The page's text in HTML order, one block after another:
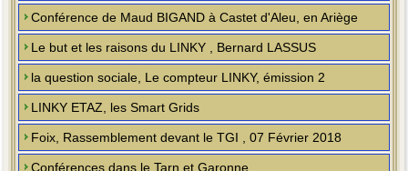
Conférence de Maud BIGAND à Castet d'Aleu, en Ariège
Le but et les raisons du LINKY , Bernard LASSUS
la question sociale, Le compteur LINKY, émission 2
LINKY ETAZ, les Smart Grids
Foix, Rassemblement devant le TGI , 07 Février 2018
Conférences dans le Tarn et Garonne